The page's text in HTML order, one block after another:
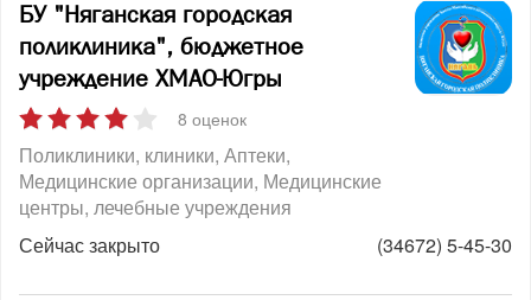
БУ "Няганская городская
поликлиника", бюджетное
учреждение ХМАО-Югры
8 оценок
Поликлиники, клиники Аптеки
Медицинские организации Медицинские
центры, лечебные учреждения
Сейчас закрыто
(34672) 5-45-30